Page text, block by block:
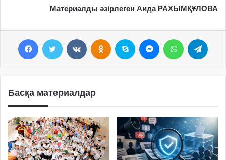
Материалды әзірлеген Аида РАХЫМҚҰЛОВА
Басқа материалдар